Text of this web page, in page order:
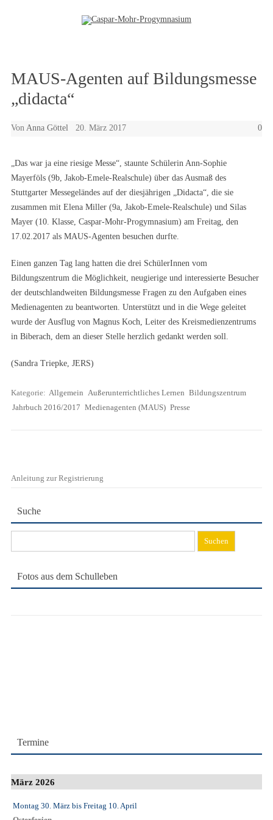
MAUS-Agenten auf Bildungsmesse
„didacta“
Von Anna Göttel 20. März 2017 0
„Das war ja eine riesige Messe“, staunte Schülerin Ann-Sophie
Mayerföls (9b, Jakob-Emele-Realschule) über das Ausmaß des
Stuttgarter Messegeländes auf der diesjährigen „Didacta“, die sie
zusammen mit Elena Miller (9a, Jakob-Emele-Realschule) und Silas
Mayer (10. Klasse, Caspar-Mohr-Progymnasium) am Freitag, den
17.02.2017 als MAUS-Agenten besuchen durfte.
Einen ganzen Tag lang hatten die drei SchülerInnen vom
Bildungszentrum die Möglichkeit, neugierige und interessierte Besucher
der deutschlandweiten Bildungsmesse Fragen zu den Aufgaben eines
Medienagenten zu beantworten. Unterstützt und in die Wege geleitet
wurde der Ausflug von Magnus Koch, Leiter des Kreismedienzentrums
in Biberach, dem an dieser Stelle herzlich gedankt werden soll.
(Sandra Triepke, JERS)
Kategorie: Allgemein Außerunterrichtliches Lernen Bildungszentrum
Jahrbuch 2016/2017 Medienagenten (MAUS) Presse
Anleitung zur Registrierung
Suche
nach:
Fotos aus dem Schulleben
Termine
März 2026
Montag 30. März bis Freitag 10. April